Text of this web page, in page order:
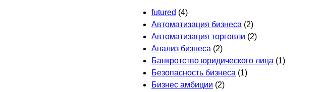
futured (4)
Автоматизация бизнеса (2)
Автоматизация торговли (2)
Анализ бизнеса (2)
Банкротство юридического лица (1)
Безопасность бизнеса (1)
Бизнес амбиции (2)